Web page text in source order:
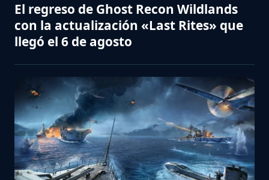
El regreso de Ghost Recon Wildlands
con la actualización «Last Rites» que
llegó el 6 de agosto